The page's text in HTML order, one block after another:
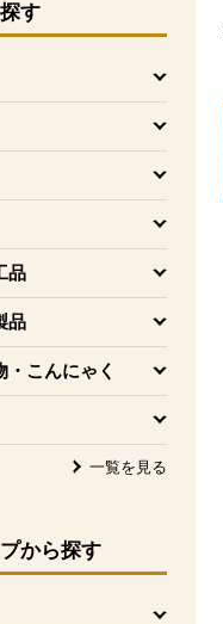
す
品
品
・こんにゃく
一覧を見る
から探す